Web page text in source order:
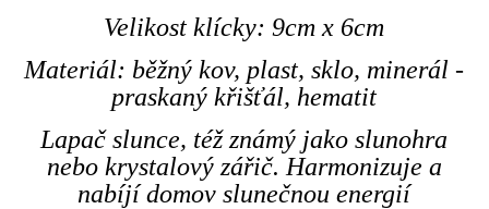
Velikost klícky: 9cm x 6cm
Materiál: běžný kov, plast, sklo, minerál -
praskaný křišťál, hematit
Lapač slunce, též známý jako slunohra
nebo krystalový zářič. Harmonizuje a
nabíjí domov slunečnou energií